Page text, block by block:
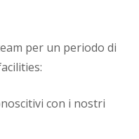
per un periodo di
con i nostri